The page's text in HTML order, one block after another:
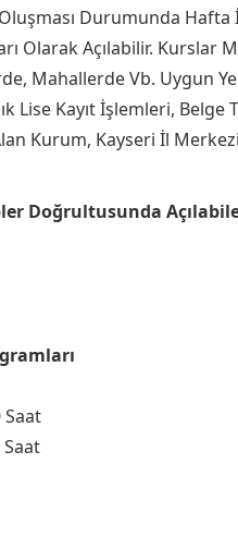
Durumunda Hafta
Olarak Açılabilir. Kurslar
Mahallerde Vb. Uygun
Lise Kayıt İşlemleri, Belge
Kurum, Kayseri İl
Doğrultusunda
Saat